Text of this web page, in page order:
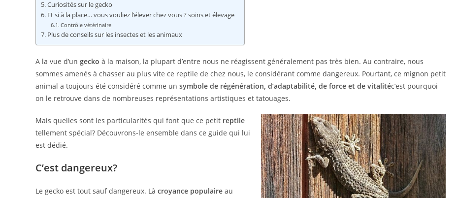
Curiosités sur le gecko
Et si à la place… vous vouliez l’élever chez vous ? soins et élevage
Contrôle vétérinaire
Plus de conseils sur les insectes et les animaux
A la vue d’un gecko à la maison, la plupart d’entre nous ne réagissent généralement pas très bien. Au contraire, nous
sommes amenés à chasser au plus vite ce reptile de chez nous, le considérant comme dangereux. Pourtant, ce mignon petit
animal a toujours été considéré comme un symbole de régénération, d’adaptabilité, de force et de vitalitéc’est pourquoi
on le retrouve dans de nombreuses représentations artistiques et tatouages.
Mais quelles sont les particularités qui font que ce petit reptile
tellement spécial? Découvrons-le ensemble dans ce guide qui lui
est dédié.
C’est dangereux?
Le gecko est tout sauf dangereux. Là croyance populaire au